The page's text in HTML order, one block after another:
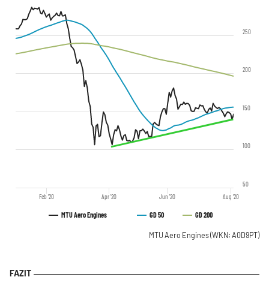
MTU Aero Engines GD 50 GD 200
Feb '20 Apr '20 Jun '20 Aug '20
50
100
150
200
250
MTU Aero Engines(WKN: A0D9PT)